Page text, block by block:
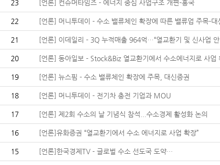
23 [언론] 컨슈머타임즈 - 에너지 중심 사업구조 개편-흥국
22 [언론] 머니투데이 - 수소 밸류체인 확장에 따른 밸류업 주목-대
21 [언론] 이데일리 - 3Q 누적매출 964억…“열교환기 및 신사업
20 [언론] 동아일보 - Stock&Biz 열교환기에서 수소에너지로 사업
19 [언론] 뉴스핌 - 수소 밸류체인 확장에 주목, 대신증권
18 [언론] 머니투데이 - 전기차 충전 기업과 MOU
17 [언론] 제2회 수소의 날 기념식 참석...수소경제 활성화 논의
16 [언론]유화증권 “열교환기에서 수소 에너지로 사업 확장”
15 [언론]한국경제TV - 글로벌 수소 선도국 도약…